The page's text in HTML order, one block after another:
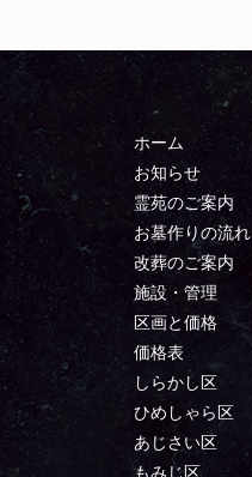
ホーム
お知らせ
霊苑のご案内
お墓作りの流れ
改葬のご案内
施設・管理
区画と価格
価格表
しらかし区
ひめしゃら区
あじさい区
もみじ区